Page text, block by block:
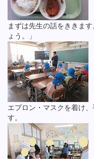
まずは先生の話をききま
ょう。」
エプロン・マスクを着け
す。